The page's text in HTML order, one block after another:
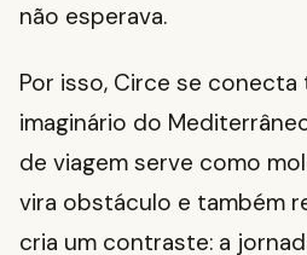
não esperava.
Por isso, Circe se conecta
imaginário do
de viagem serve como
vira obstáculo e também
cria um contraste: a